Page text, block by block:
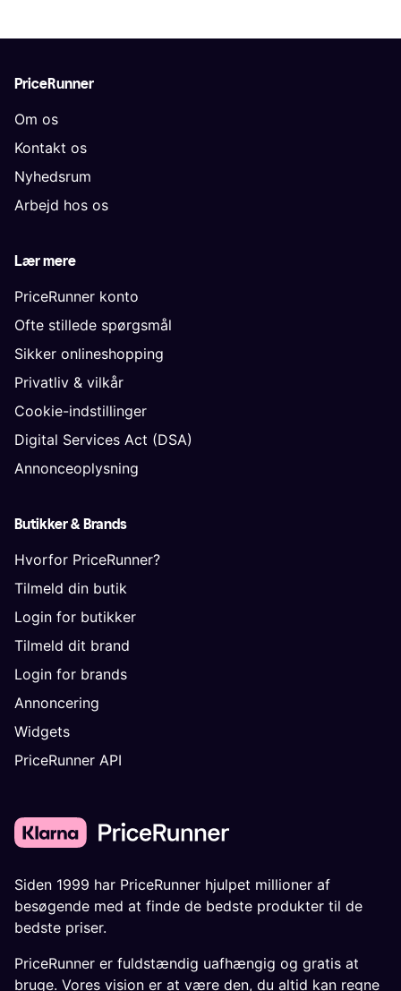
PriceRunner
Om os
Kontakt os
Nyhedsrum
Arbejd hos os
Lær mere
PriceRunner konto
Ofte stillede spørgsmål
Sikker onlineshopping
Privatliv & vilkår
Cookie-indstillinger
Digital Services Act (DSA)
Annonceoplysning
Butikker & Brands
Hvorfor PriceRunner?
Tilmeld din butik
Login for butikker
Tilmeld dit brand
Login for brands
Annoncering
Widgets
PriceRunner API
Siden 1999 har PriceRunner hjulpet millioner af
besøgende med at finde de bedste produkter til de
bedste priser.
PriceRunner er fuldstændig uafhængig og gratis at
bruge. Vores vision er at være den, du altid kan regne